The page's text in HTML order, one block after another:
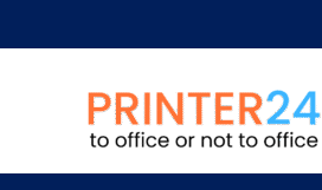
to